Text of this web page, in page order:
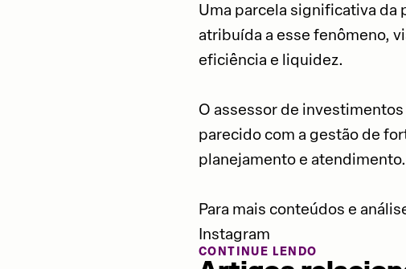
Uma parcela significativa da
atribuída a esse fenômeno,
eficiência e liquidez.
O assessor de
parecido com a gestão de
planejamento e atendimento.
Para mais conteúdos e
Instagram
CONTINUE LENDO